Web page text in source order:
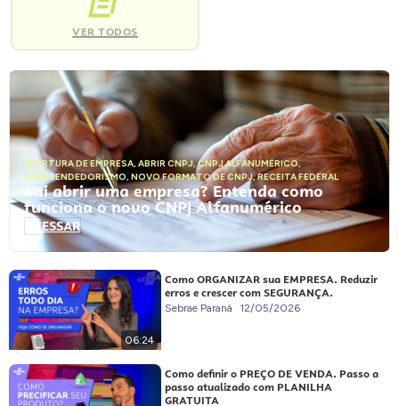
VER TODOS
ABERTURA DE EMPRESA, ABRIR CNPJ,CNPJ ALFANUMÉRICO,
EMPREENDEDORISMO, NOVO FORMATO DE CNPJ,RECEITA FEDERAL
Vai abrir uma empresa? Entenda como
funciona o novo CNPJ Alfanumérico
ACESSAR
06:24
Como ORGANIZAR sua EMPRESA. Reduzir
erros e crescer com SEGURANÇA.
Sebrae Paraná 12/05/2026
Como definir o PREÇO DE VENDA. Passo a
passo atualizado com PLANILHA
GRATUITA